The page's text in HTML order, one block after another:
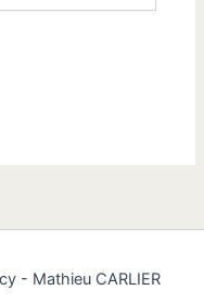
- Mathieu CARLIER